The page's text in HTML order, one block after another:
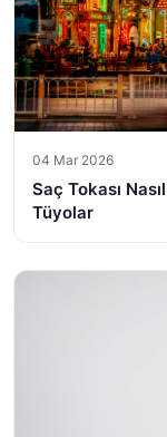
04 Mar 2026
Saç Tokası
Tüyolar